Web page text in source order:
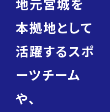
駅
万
円
domain セ
ュ
レ
地元宮城を
本拠地として
活躍するスポ
ーツチーム
や、